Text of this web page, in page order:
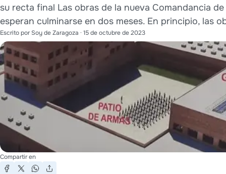
su recta final Las obras de la nueva Comandancia
esperan culminarse en dos meses. En principio, las
Escrito porSoy de Zaragoza · 15 de octubre de 2023
Compartir en